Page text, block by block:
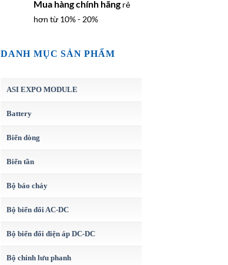
Mua hàng chính hãng rẻ
hơn từ 10% - 20%
DANH MỤC SẢN PHẨM
ASI EXPO MODULE
Battery
Biến dòng
Biến tần
Bộ báo cháy
Bộ biến đổi AC-DC
Bộ biến đổi điện áp DC-DC
Bộ chỉnh lưu phanh